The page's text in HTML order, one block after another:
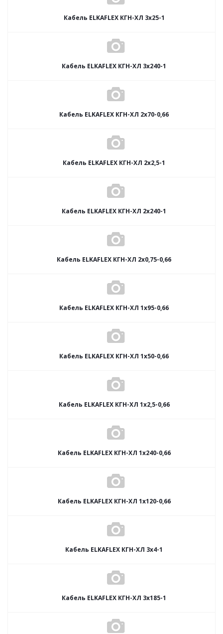
Кабель ELKAFLEX КГН-ХЛ 3x25-1
Кабель ELKAFLEX КГН-ХЛ 3x240-1
Кабель ELKAFLEX КГН-ХЛ 2x70-0,66
Кабель ELKAFLEX КГН-ХЛ 2x2,5-1
Кабель ELKAFLEX КГН-ХЛ 2x240-1
Кабель ELKAFLEX КГН-ХЛ 2x0,75-0,66
Кабель ELKAFLEX КГН-ХЛ 1x95-0,66
Кабель ELKAFLEX КГН-ХЛ 1x50-0,66
Кабель ELKAFLEX КГН-ХЛ 1x2,5-0,66
Кабель ELKAFLEX КГН-ХЛ 1x240-0,66
Кабель ELKAFLEX КГН-ХЛ 1x120-0,66
Кабель ELKAFLEX КГН-ХЛ 3x4-1
Кабель ELKAFLEX КГН-ХЛ 3x185-1